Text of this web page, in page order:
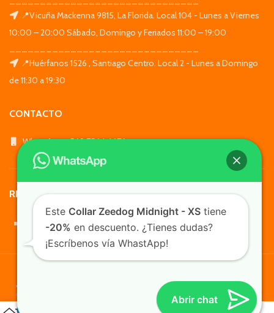
📍Vicuña Mackenna 9815, La Florida. Local 104 - Lunes a Viernes
10:00 – 20:00 Sábado, Domingo y Feriados 11:00 – 19:00
📍Huérfanos 1526 , Santiago Centro. Local 2 - Lunes a Domingo
de 11:30 a 19:30
CONTACTO
WhatsApp: +569 7564 4676
REDES SOCIALES
TusMascotas.cl
Abrir chat
Este Collar Zeedog Midnight - XS tiene
-20% en descuento. ¿Tienes dudas?
¡Escríbenos vía WhastApp!